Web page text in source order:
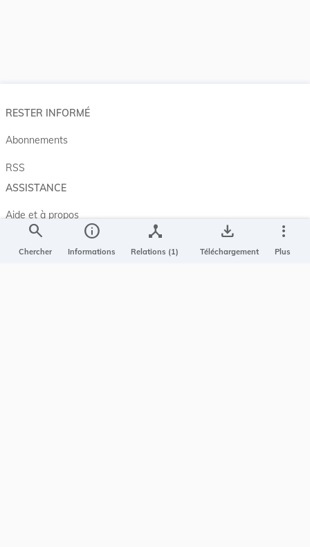
search
Chercher
info
Informations
device_hub
Relations (1)
save_alt
Téléchargement
more_vert
Plus
RESTER INFORMÉ
Abonnements
RSS
ASSISTANCE
Aide et à propos